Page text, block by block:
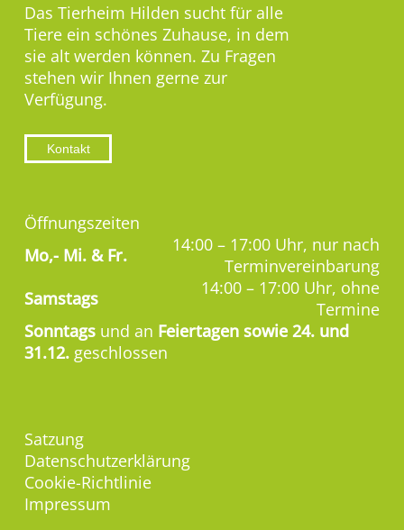
Das Tierheim Hilden sucht für alle
Tiere ein schönes Zuhause, in dem
sie alt werden können. Zu Fragen
stehen wir Ihnen gerne zur
Verfügung.
Kontakt
Öffnungszeiten
Mo,- Mi. & Fr.
14:00 – 17:00 Uhr, nur nach
Terminvereinbarung
Samstags
14:00 – 17:00 Uhr, ohne
Termine
Sonntags und an Feiertagen sowie 24. und
31.12. geschlossen
Satzung
Datenschutzerklärung
Cookie-Richtlinie
Impressum